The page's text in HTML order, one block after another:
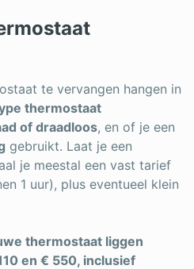
te vervangen hangen in
thermostaat
of draadloos, en of je een
gebruikt. Laat je een
je meestal een vast tarief
1 uur), plus eventueel klein
thermostaat liggen
en € 550, inclusief